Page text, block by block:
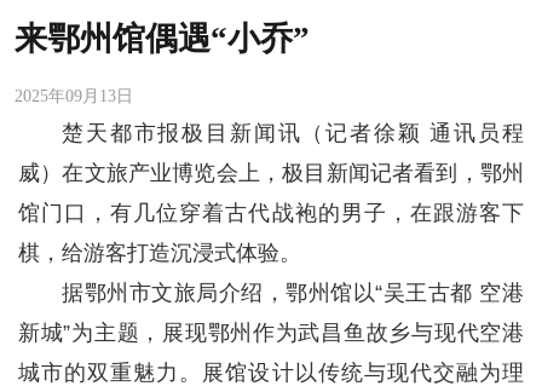
来鄂州馆偶遇“小乔”
2025年09月13日
楚天都市报极目新闻讯（记者徐颖 通讯员程
威）在文旅产业博览会上，极目新闻记者看到，鄂州
馆门口，有几位穿着古代战袍的男子，在跟游客下
棋，给游客打造沉浸式体验。
据鄂州市文旅局介绍，鄂州馆以“吴王古都 空港
新城”为主题，展现鄂州作为武昌鱼故乡与现代空港
城市的双重魅力。展馆设计以传统与现代交融为理